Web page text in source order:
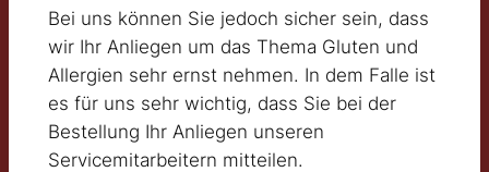
Bei uns können Sie jedoch sicher sein, dass
wir Ihr Anliegen um das Thema Gluten und
Allergien sehr ernst nehmen. In dem Falle ist
es für uns sehr wichtig, dass Sie bei der
Bestellung Ihr Anliegen unseren
Servicemitarbeitern mitteilen.